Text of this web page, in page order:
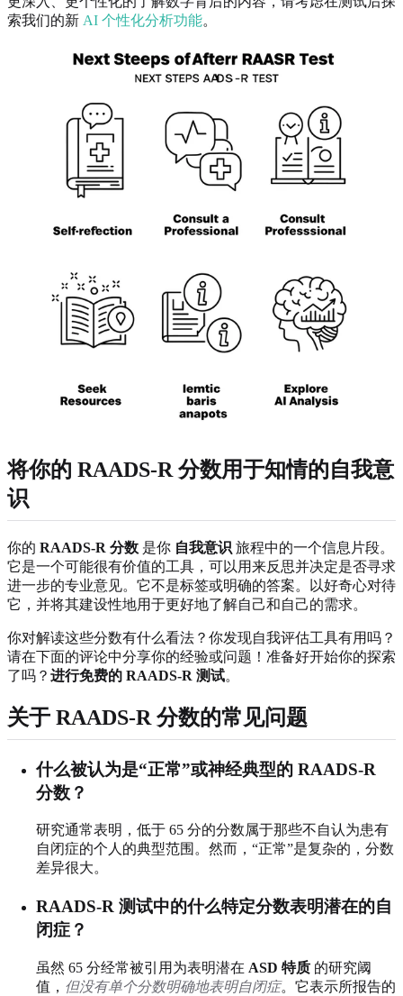
索我们的新 AI 个性化分析功能。
将你的 RAADS-R 分数用于知情的自我意
识
你的 RAADS-R 分数 是你 自我意识 旅程中的一个信息片段。
它是一个可能很有价值的工具，可以用来反思并决定是否寻求
进一步的专业意见。它不是标签或明确的答案。以好奇心对待
它，并将其建设性地用于更好地了解自己和自己的需求。
你对解读这些分数有什么看法？你发现自我评估工具有用吗？
请在下面的评论中分享你的经验或问题！准备好开始你的探索
了吗？ 进行免费的 RAADS-R 测试。
关于 RAADS-R 分数的常见问题
什么被认为是“正常”或神经典型的 RAADS-R
分数？
研究通常表明，低于 65 分的分数属于那些不自认为患有
自闭症的个人的典型范围。然而，“正常”是复杂的，分数
差异很大。
RAADS-R 测试中的什么特定分数表明潜在的自
闭症？
虽然 65 分经常被引用为表明潜在 ASD 特质 的研究阈
值， 但没有单个分数明确地表明自闭症。它表示所报告的